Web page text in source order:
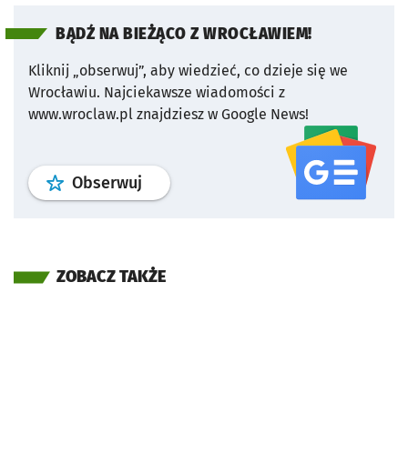
BĄDŹ NA BIEŻĄCO Z WROCŁAWIEM!
Kliknij „obserwuj”, aby wiedzieć, co dzieje się we
Wrocławiu. Najciekawsze wiadomości z
www.wroclaw.pl znajdziesz w Google News!
Obserwuj profil serwisu
ZOBACZ TAKŻE